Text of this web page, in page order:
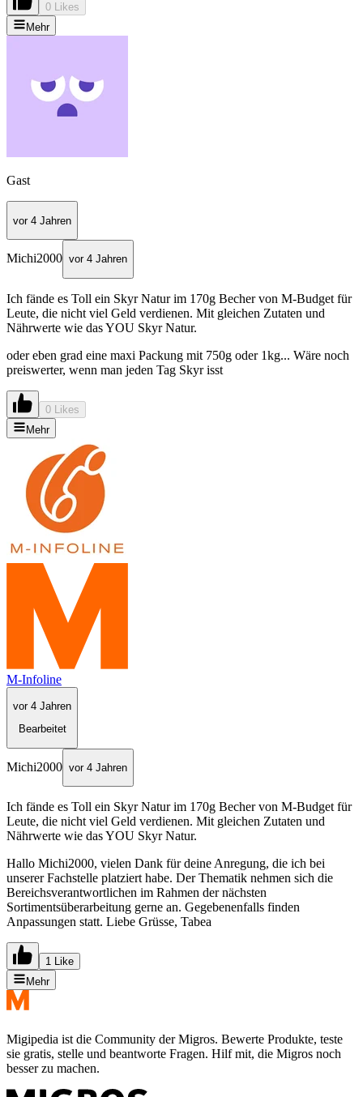
0 Likes
Mehr
Gast
vor 4 Jahren
Michi2000 vor 4 Jahren
Ich fände es Toll ein Skyr Natur im 170g Becher von M-Budget für
Leute, die nicht viel Geld verdienen. Mit gleichen Zutaten und
Nährwerte wie das YOU Skyr Natur.
oder eben grad eine maxi Packung mit 750g oder 1kg... Wäre noch
preiswerter, wenn man jeden Tag Skyr isst
0 Likes
Mehr
M-Infoline
vor 4 Jahren
Bearbeitet
Michi2000 vor 4 Jahren
Ich fände es Toll ein Skyr Natur im 170g Becher von M-Budget für
Leute, die nicht viel Geld verdienen. Mit gleichen Zutaten und
Nährwerte wie das YOU Skyr Natur.
Hallo Michi2000, vielen Dank für deine Anregung, die ich bei
unserer Fachstelle platziert habe. Der Thematik nehmen sich die
Bereichsverantwortlichen im Rahmen der nächsten
Sortimentsüberarbeitung gerne an. Gegebenenfalls finden
Anpassungen statt. Liebe Grüsse, Tabea
1 Like
Mehr
Migipedia ist die Community der Migros. Bewerte Produkte, teste
sie gratis, stelle und beantworte Fragen. Hilf mit, die Migros noch
besser zu machen.